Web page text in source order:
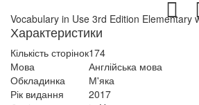
Vocabulary in Use 3rd Edition Elementary
Характеристики
Кількість сторінок174
Мова
Англійська мова
Обкладинка
М'яка
Рік видання
2017